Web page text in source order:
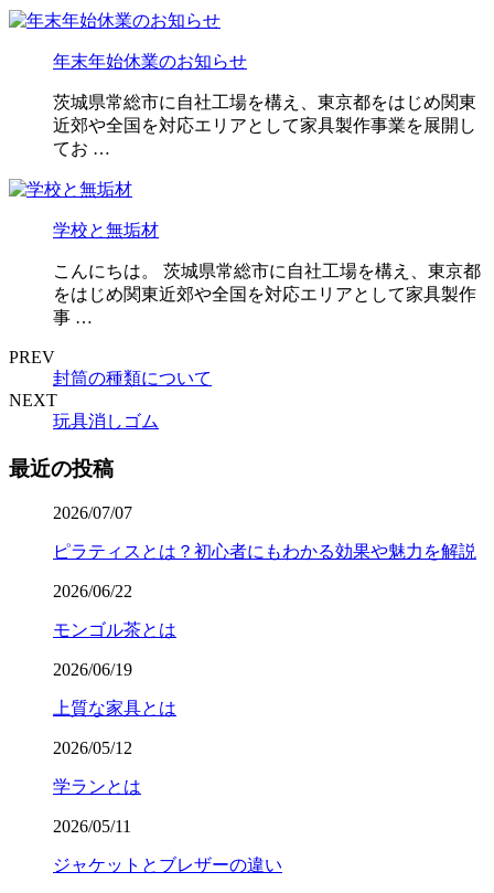
年末年始休業のお知らせ
茨城県常総市に自社工場を構え、東京都をはじめ関東
近郊や全国を対応エリアとして家具製作事業を展開し
てお …
学校と無垢材
こんにちは。 茨城県常総市に自社工場を構え、東京都
をはじめ関東近郊や全国を対応エリアとして家具製作
事 …
PREV
封筒の種類について
NEXT
玩具消しゴム
最近の投稿
2026/07/07
ピラティスとは？初心者にもわかる効果や魅力を解説
2026/06/22
モンゴル茶とは
2026/06/19
上質な家具とは
2026/05/12
学ランとは
2026/05/11
ジャケットとブレザーの違い